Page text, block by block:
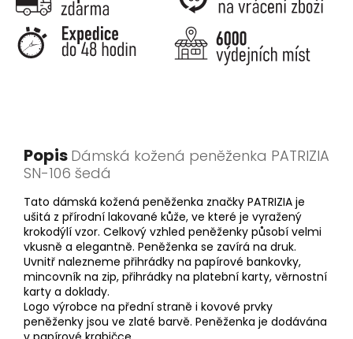
Popis Dámská kožená peněženka PATRIZIA
SN-106 šedá
Tato dámská kožená peněženka značky PATRIZIA je
ušitá z přírodní lakované kůže, ve které je vyražený
krokodýlí vzor. Celkový vzhled peněženky působí velmi
vkusně a elegantně. Peněženka se zavírá na druk.
Uvnitř nalezneme přihrádky na papírové bankovky,
mincovník na zip, přihrádky na platební karty, věrnostní
karty a doklady.
Logo výrobce na přední straně i kovové prvky
peněženky jsou ve zlaté barvě. Peněženka je dodávána